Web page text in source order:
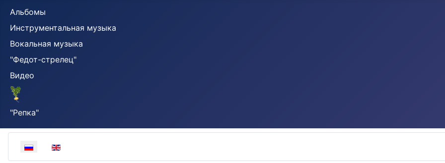
Альбомы
Инструментальная музыка
Вокальная музыка
"Федот-стрелец"
Видео
"Репка"
Выберите язык